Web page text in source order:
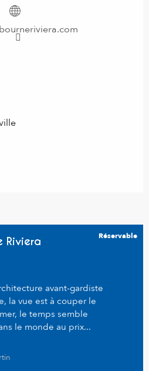
Riviera
avant-gardiste
la vue est à couper le
le temps semble
le monde au prix...
Réservable